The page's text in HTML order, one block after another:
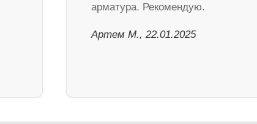
арматура. Рекомендую.
Артем М., 22.01.2025